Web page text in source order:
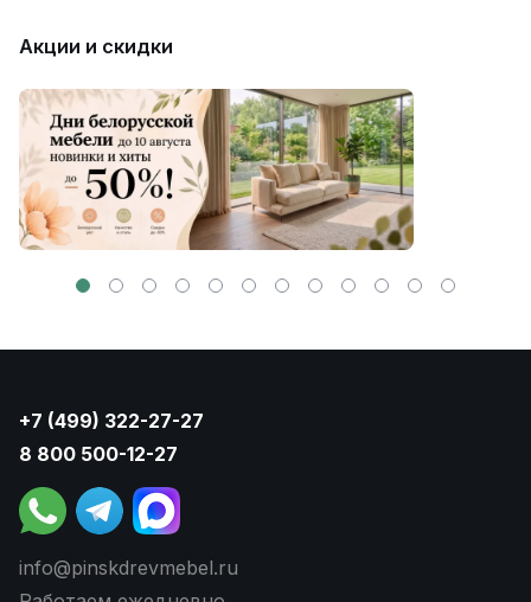
Акции и скидки
+7 (499) 322-27-27
8 800 500-12-27
info@pinskdrevmebel.ru